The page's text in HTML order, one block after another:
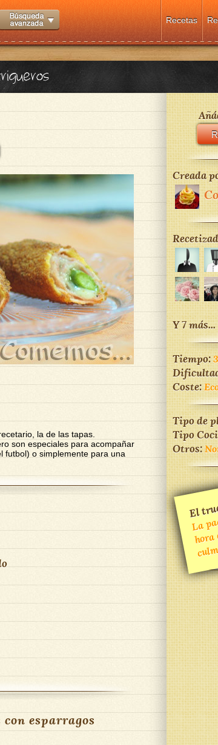
Recetas
la de las tapas.
son especiales para acompañar
futbol) o simplemente para una
esparragos
Creada
Y 7 más...
Tiempo:
Coste:
Tipo de
Tipo
Otros:
El
La